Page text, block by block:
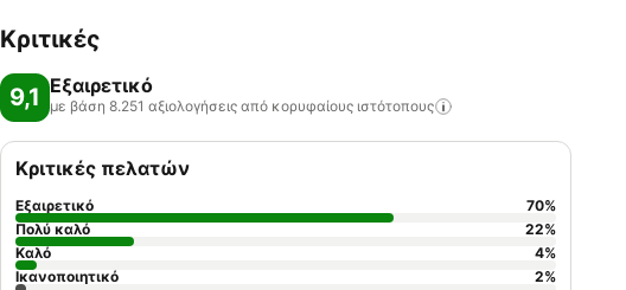
Κριτικές
9,1 Εξαιρετικό
με βάση 8.251 αξιολογήσεις από κορυφαίους ιστότοπους
Κριτικές πελατών
Εξαιρετικό 70%
Πολύ καλό
22%
Καλό
4%
Ικανοποιητικό
2%